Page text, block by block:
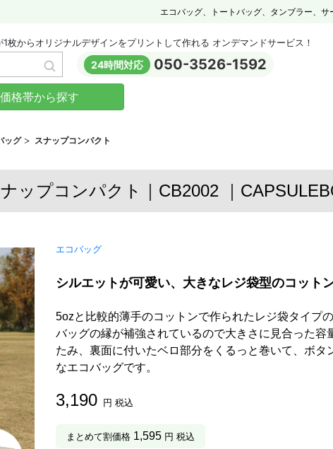
エコバッグ、トートバッグ、タンブラー、サ
枚からオリジナルデザインをプリントして作れる オンデマンドサービス！
24時間対応 050-3526-1592
価格帯から探す
ッグ スナップコンパクト
ップコンパクト｜CB2002 ｜
エコバッグ
シルエットが可愛い、大きなレジ袋型のコット
5ozと比較的薄手のコットンで作られたレジ袋タイプ
バッグの縁が補強されているので大きさに見合った
たみ、裏面に付いたベロ部分をくるっと巻いて、ボ
なエコバッグです。
3,190 円 税込
まとめて割価格 1,595 円 税込